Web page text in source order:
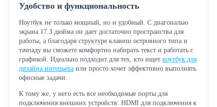
Удобство и функциональность
Ноутбук не только мощный, но и удобный. С диагональю
экрана 17.3 дюйма он дает достаточно пространства для
работы, а благодаря структуре клавиш островного типа и
тачпаду вы сможете комфортно набирать текст и работать с
графикой. Идеально подходит для тех, кто ищет ноутбук для
дизайна интерьераили просто хочет эффективно выполнять
офисные задачи.
К тому же, у него есть все необходимые порты для
подключения внешних устройств: HDMI для подключения к